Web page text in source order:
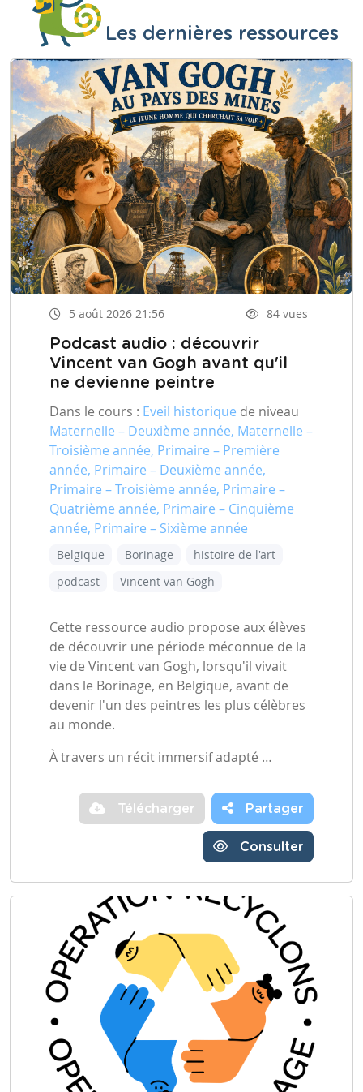
Les dernières ressources
5 août 2026 21:56 84 vues
Podcast audio : découvrir
Vincent van Gogh avant qu'il
ne devienne peintre
Dans le cours : Eveil historique de niveau
Maternelle – Deuxième année, Maternelle –
Troisième année, Primaire – Première
année, Primaire – Deuxième année,
Primaire – Troisième année, Primaire –
Quatrième année, Primaire – Cinquième
année, Primaire – Sixième année
Belgique Borinage
histoire de l'art
podcast
Vincent van Gogh
Cette ressource audio propose aux élèves
de découvrir une période méconnue de la
vie de Vincent van Gogh, lorsqu'il vivait
dans le Borinage, en Belgique, avant de
devenir l'un des peintres les plus célèbres
au monde.
À travers un récit immersif adapté …
Télécharger Partager
Consulter